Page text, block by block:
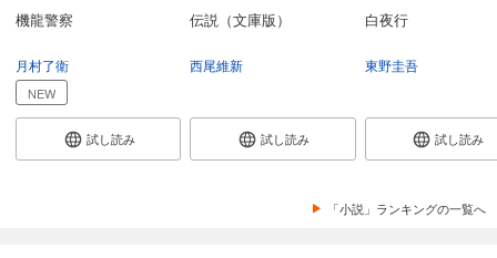
機龍警察
月村了衛
NEW
試し読み
伝説（文庫版）
西尾維新
試し読み
白夜行
東野圭吾
試し読み
「小説」ランキングの一覧へ